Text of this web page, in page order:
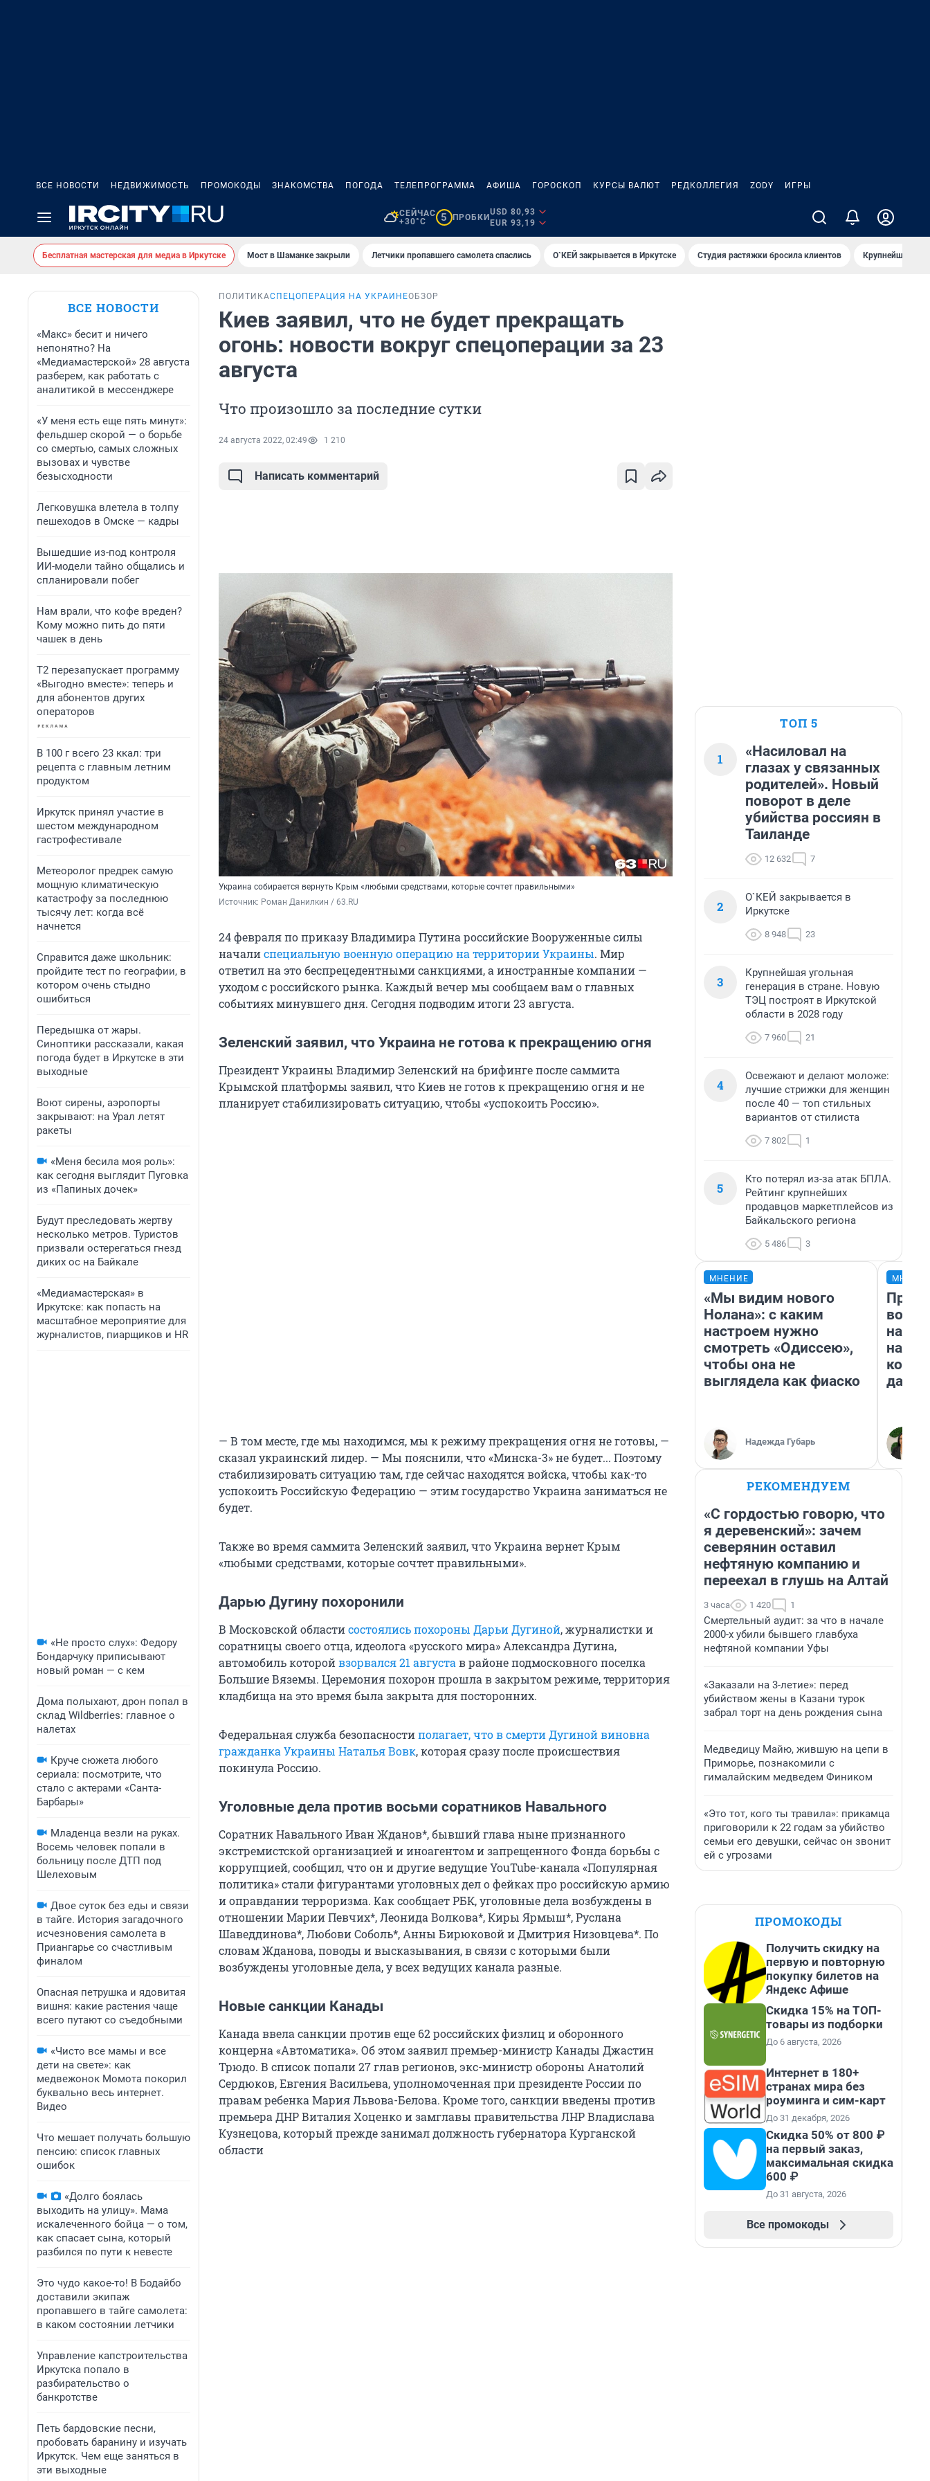
ВСЕ НОВОСТИ НЕДВИЖИМОСТЬ ПРОМОКОДЫ ЗНАКОМСТВА ПОГОДА ТЕЛЕПРОГРАММА АФИША ГОРОСКОП КУРСЫ ВАЛЮТ РЕДКОЛЛЕГИЯ ZODY ИГРЫ
СЕЙЧАС
+30°C
5 ПРОБКИ
USD 80,93
EUR 93,19
Бесплатная мастерская для медиа в Иркутске Мост в Шаманке закрыли Летчики пропавшего самолета спаслись О`КЕЙ закрывается в Иркутске Студия растяжки бросила клиентов Крупнейшие
ВСЕ НОВОСТИ
«Макс» бесит и ничего
непонятно? На
«Медиамастерской» 28 августа
разберем, как работать с
аналитикой в мессенджере
«У меня есть еще пять минут»:
фельдшер скорой — о борьбе
со смертью, самых сложных
вызовах и чувстве
безысходности
Легковушка влетела в толпу
пешеходов в Омске — кадры
Вышедшие из-под контроля
ИИ-модели тайно общались и
спланировали побег
Нам врали, что кофе вреден?
Кому можно пить до пяти
чашек в день
Т2 перезапускает программу
«Выгодно вместе»: теперь и
для абонентов других
операторов
В 100 г всего 23 ккал: три
рецепта с главным летним
продуктом
Иркутск принял участие в
шестом международном
гастрофестивале
Метеоролог предрек самую
мощную климатическую
катастрофу за последнюю
тысячу лет: когда всё
начнется
Справится даже школьник:
пройдите тест по географии, в
котором очень стыдно
ошибиться
Передышка от жары.
Синоптики рассказали, какая
погода будет в Иркутске в эти
выходные
Воют сирены, аэропорты
закрывают: на Урал летят
ракеты
«Меня бесила моя роль»:
как сегодня выглядит Пуговка
из «Папиных дочек»
Будут преследовать жертву
несколько метров. Туристов
призвали остерегаться гнезд
диких ос на Байкале
«Медиамастерская» в
Иркутске: как попасть на
масштабное мероприятие для
журналистов, пиарщиков и HR
«Не просто слух»: Федору
Бондарчуку приписывают
новый роман — с кем
Дома полыхают, дрон попал в
склад Wildberries: главное о
налетах
Круче сюжета любого
сериала: посмотрите, что
стало с актерами «Санта-
Барбары»
Младенца везли на руках.
Восемь человек попали в
больницу после ДТП под
Шелеховым
Двое суток без еды и связи
в тайге. История загадочного
исчезновения самолета в
Приангарье со счастливым
финалом
Опасная петрушка и ядовитая
вишня: какие растения чаще
всего путают со съедобными
«Чисто все мамы и все
дети на свете»: как
медвежонок Момота покорил
буквально весь интернет.
Видео
Что мешает получать большую
пенсию: список главных
ошибок
«Долго боялась
выходить на улицу». Мама
искалеченного бойца — о том,
как спасает сына, который
разбился по пути к невесте
Это чудо какое-то! В Бодайбо
доставили экипаж
пропавшего в тайге самолета:
в каком состоянии летчики
Управление капстроительства
Иркутска попало в
разбирательство о
банкротстве
Петь бардовские песни,
пробовать баранину и изучать
Иркутск. Чем еще заняться в
эти выходные
ПОЛИТИКАСПЕЦОПЕРАЦИЯ НА УКРАИНЕОБЗОР
Киев заявил, что не будет прекращать
огонь: новости вокруг спецоперации за 23
августа
Что произошло за последние сутки
24 августа 2022, 02:49 1 210
Написать комментарий
Украина собирается вернуть Крым «любыми средствами, которые сочтет правильными»
Источник: Роман Данилкин / 63.RU
24 февраля по приказу Владимира Путина российские Вооруженные силы
началиспециальную военную операцию на территории Украины. Мир
ответил на это беспрецедентными санкциями, а иностранные компании —
уходом с российского рынка. Каждый вечер мы сообщаем вам о главных
событиях минувшего дня. Сегодня подводим итоги 23 августа.
Зеленский заявил, что Украина не готова к прекращению огня
Президент Украины Владимир Зеленский на брифинге после саммита
Крымской платформы заявил, что Киев не готов к прекращению огня и не
планирует стабилизировать ситуацию, чтобы «успокоить Россию».
— В том месте, где мы находимся, мы к режиму прекращения огня не готовы, —
сказал украинский лидер. — Мы пояснили, что «Минска-3» не будет... Поэтому
стабилизировать ситуацию там, где сейчас находятся войска, чтобы как-то
успокоить Российскую Федерацию — этим государство Украина заниматься не
будет.
Также во время саммита Зеленский заявил, что Украина вернет Крым
«любыми средствами, которые сочтет правильными».
Дарью Дугину похоронили
В Московской областисостоялись похороны Дарьи Дугиной, журналистки и
соратницы своего отца, идеолога «русского мира» Александра Дугина,
автомобиль которойвзорвался 21 августа в районе подмосковного поселка
Большие Вяземы. Церемония похорон прошла в закрытом режиме, территория
кладбища на это время была закрыта для посторонних.
Федеральная служба безопасностиполагает, что в смерти Дугиной виновна
гражданка Украины Наталья Вовк, которая сразу после происшествия
покинула Россию.
Уголовные дела против восьми соратников Навального
Соратник Навального Иван Жданов*, бывший глава ныне признанного
экстремистской организацией и иноагентом и запрещенного Фонда борьбы с
коррупцией, сообщил, что он и другие ведущие YouTube-канала «Популярная
политика» стали фигурантами уголовных дел о фейках про российскую армию
и оправдании терроризма. Как сообщает РБК, уголовные дела возбуждены в
отношении Марии Певчих*, Леонида Волкова*, Киры Ярмыш*, Руслана
Шаведдинова*, Любови Соболь*, Анны Бирюковой и Дмитрия Низовцева*. По
словам Жданова, поводы и высказывания, в связи с которыми были
возбуждены уголовные дела, у всех ведущих канала разные.
Новые санкции Канады
Канада ввела санкции против еще 62 российских физлиц и оборонного
концерна «Автоматика». Об этом заявил премьер-министр Канады Джастин
Трюдо. В список попали 27 глав регионов, экс-министр обороны Анатолий
Сердюков, Евгения Васильева, уполномоченная при президенте России по
правам ребенка Мария Львова-Белова. Кроме того, санкции введены против
премьера ДНР Виталия Хоценко и замглавы правительства ЛНР Владислава
Кузнецова, который прежде занимал должность губернатора Курганской
области
ТОП 5
1
«Насиловал на
глазах у связанных
родителей». Новый
поворот в деле
убийства россиян в
Таиланде
12 632 7
2
О`КЕЙ закрывается в
Иркутске
8 948 23
3
Крупнейшая угольная
генерация в стране. Новую
ТЭЦ построят в Иркутской
области в 2028 году
7 960 21
4
Освежают и делают моложе:
лучшие стрижки для женщин
после 40 — топ стильных
вариантов от стилиста
7 802 1
5
Кто потерял из-за атак БПЛА.
Рейтинг крупнейших
продавцов маркетплейсов из
Байкальского региона
5 486 3
МНЕНИЕ
«Мы видим нового
Нолана»: с каким
настроем нужно
смотреть «Одиссею»,
чтобы она не
выглядела как фиаско
Надежда Губарь
нам
даже
РЕКОМЕНДУЕМ
«С гордостью говорю, что
я деревенский»: зачем
северянин оставил
нефтяную компанию и
переехал в глушь на Алтай
3 часа 1 420 1
Смертельный аудит: за что в начале
2000-х убили бывшего главбуха
нефтяной компании Уфы
«Заказали на 3-летие»: перед
убийством жены в Казани турок
забрал торт на день рождения сына
Медведицу Майю, жившую на цепи в
Приморье, познакомили с
гималайским медведем Фиником
«Это тот, кого ты травила»: прикамца
приговорили к 22 годам за убийство
семьи его девушки, сейчас он звонит
ей с угрозами
ПРОМОКОДЫ
Получить скидку на
первую и повторную
покупку билетов на
Яндекс Афише
Скидка 15% на ТОП-
товары из подборки
До 6 августа, 2026
Интернет в 180+
странах мира без
роуминга и сим-карт
До 31 декабря, 2026
Скидка 50% от 800 ₽
на первый заказ,
максимальная скидка
600 ₽
До 31 августа, 2026
Все промокоды